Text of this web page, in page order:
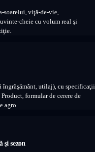
soarelui, viţă-de-vie,
cheie cu volum real şi
îngrăşământ, utilaj), cu specificaţii
formular de cerere de
agro.
sezon